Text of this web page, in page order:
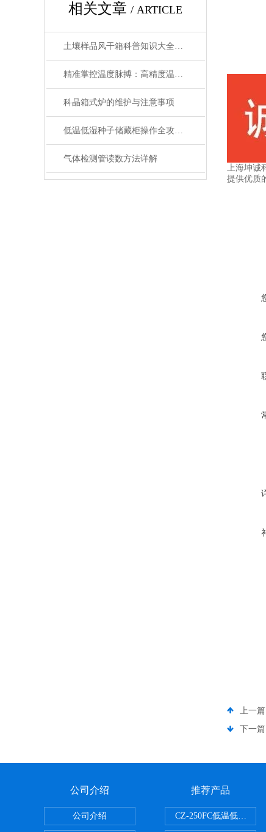
相关文章 / ARTICLE
土壤样品风干箱科普知识大全，你真不一定都懂
精准掌控温度脉搏：高精度温控仪表补偿温度设置全攻略
科晶箱式炉的维护与注意事项
低温低湿种子储藏柜操作全攻略：从准备到维护的标准化流程
气体检测管读数方法详解
上海坤
提供优质
上一篇
下一篇
公司介绍
公司介绍
推荐产品
CZ-250FC低温低湿种子